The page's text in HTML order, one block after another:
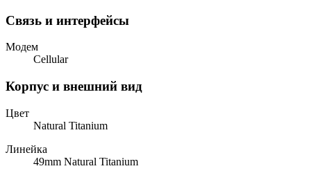
Связь и интерфейсы
Модем
Cellular
Корпус и внешний вид
Цвет
Natural Titanium
Линейка
49mm Natural Titanium